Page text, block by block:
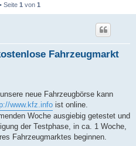
Seite 1 von 1
Fahrzeugmarkt
neue Fahrzeugbörse kann
www.kfz.info ist online.
Woche ausgiebig getestet und
der Testphase, in ca. 1 Woche,
Fahrzeugmarktes beginnen.